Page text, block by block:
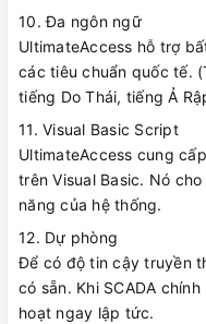
10. Đa ngôn ngữ
UltimateAccess hỗ trợ
các tiêu chuẩn quốc tế.
tiếng Do Thái, tiếng Ả
11. Visual Basic Script
UltimateAccess cung
trên Visual Basic. Nó
năng của hệ thống.
12. Dự phòng
Để có độ tin cậy truyền
có sẵn. Khi SCADA
hoạt ngay lập tức.